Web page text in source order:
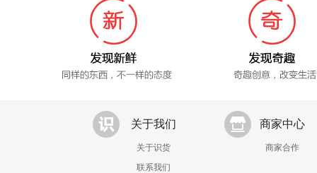
关于我们
关于识货
联系我们
商家中心
商家合作